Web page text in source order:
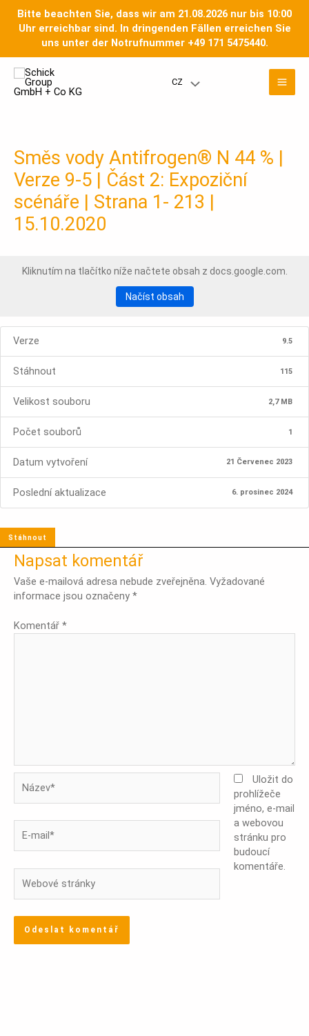
Bitte beachten Sie, dass wir am 21.08.2026 nur bis 10:00
Uhr erreichbar sind. In dringenden Fällen erreichen Sie
uns unter der Notrufnummer +49 171 5475440.
obsah
CZ Přepínač
Směs vody Antifrogen® N 44 % |
Verze 9-5 | Část 2: Expoziční
scénáře | Strana 1- 213 |
15.10.2020
Kliknutím na tlačítko níže načtete obsah z docs.google.com.
Načíst obsah
Verze 9.5
Stáhnout 115
Velikost souboru 2,7 MB
Počet souborů 1
Datum vytvoření 21 Červenec 2023
Poslední aktualizace 6. prosinec 2024
Stáhnout
Napsat komentář
Vaše e-mailová adresa nebude zveřejněna. Vyžadované
informace jsou označeny *
Komentář *
mail*
stránky
Uložit do
prohlížeče
jméno, e-mail
a webovou
stránku pro
budoucí
komentáře.